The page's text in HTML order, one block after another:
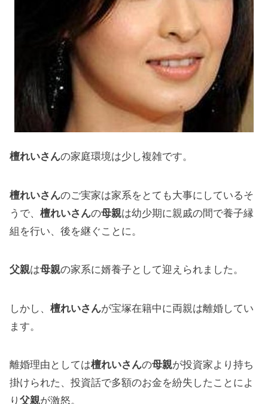
檀れいさんの家庭環境は少し複雑です。
檀れいさんのご実家は家系をとても大事にしているそ
うで、檀れいさんの母親は幼少期に親戚の間で養子縁
組を行い、後を継ぐことに。
父親は母親の家系に婿養子として迎えられました。
しかし、檀れいさんが宝塚在籍中に両親は離婚してい
ます。
離婚理由としては檀れいさんの母親が投資家より持ち
掛けられた、投資話で多額のお金を紛失したことによ
り父親が激怒。